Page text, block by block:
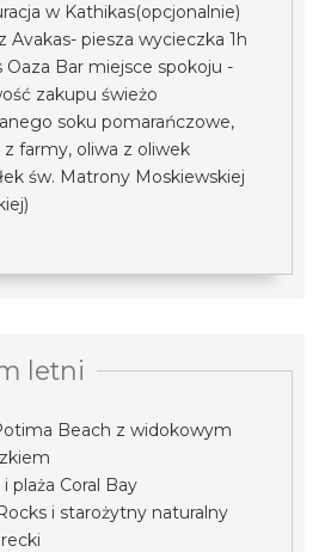
w Kathikas(opcjonalnie)
Avakas- piesza wycieczka 1h
Oaza Bar miejsce spokoju -
zakupu świeżo
soku pomarańczowe,
farmy, oliwa z oliwek
św. Matrony Moskiewskiej
letni
Beach z widokowym
plaża Coral Bay
i starożytny naturalny